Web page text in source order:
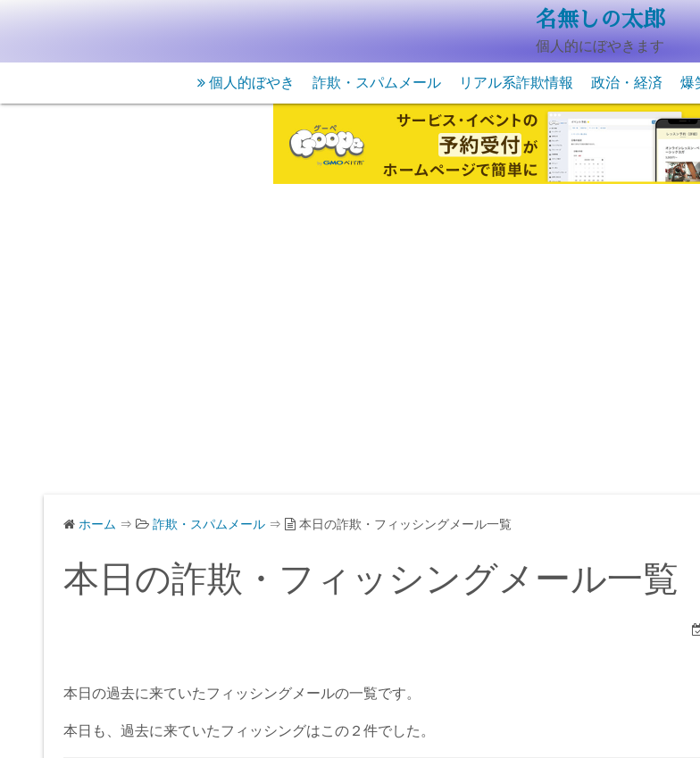
名無しの太郎
個人的にぼやきます
個人的ぼやき 詐欺・スパムメール リアル系詐欺情報 政治・経済 爆
動
ホーム ⇒ 詐欺・スパムメール ⇒ 本日の詐欺・フィッシングメール一覧
本日の詐欺・フィッシングメール一覧
本日の過去に来ていたフィッシングメールの一覧です。
本日も、過去に来ていたフィッシングはこの２件でした。